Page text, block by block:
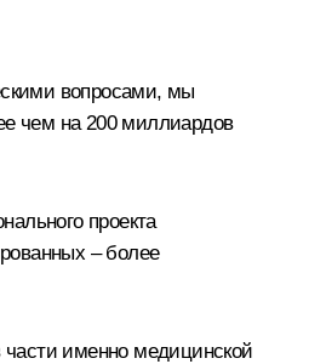
вопросами, мы
чем на 200 миллиардов
проекта
– более
именно медицинской